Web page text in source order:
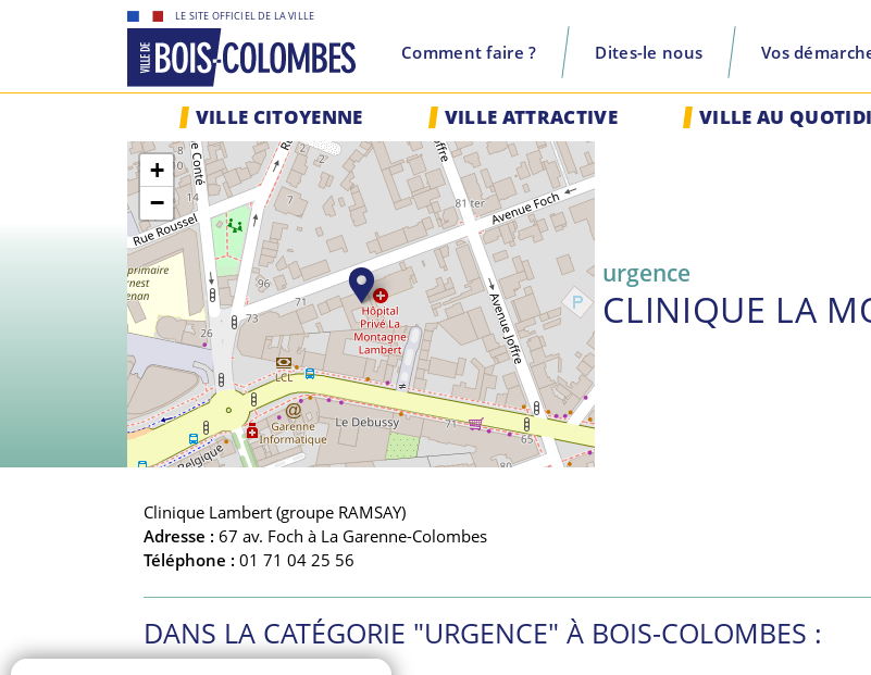
LE SITE OFFICIEL DE LA VILLE
de
la
ville
de
Bois-
Colombes
Comment faire ? Dites-le nous Vos
recherche
VILLE CITOYENNE VILLE ATTRACTIVE VILLE AU
+
−
urgence
CLINIQUE LA
Clinique Lambert (groupe RAMSAY)
Adresse : 67 av. Foch à La Garenne-Colombes
Téléphone : 01 71 04 25 56
DANS LA CATÉGORIE "URGENCE" À BOIS-COLOMBES :